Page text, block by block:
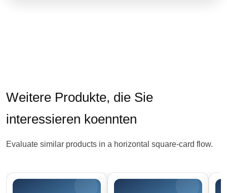
Weitere Produkte, die Sie
interessieren koennten
Evaluate similar products in a horizontal square-card flow.